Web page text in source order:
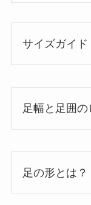
サイズガイド
足幅と足囲
足の形とは？